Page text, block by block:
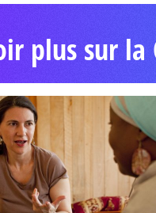
plus sur la